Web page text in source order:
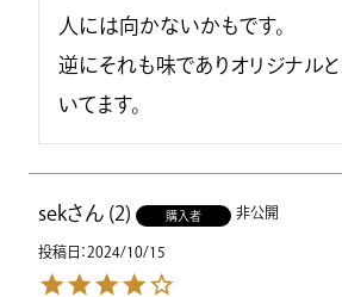
人には向かないかもです。
逆にそれも味でありオリジナル
いてます。
sek 2 購入者 非公開
投稿日 2024/10/15